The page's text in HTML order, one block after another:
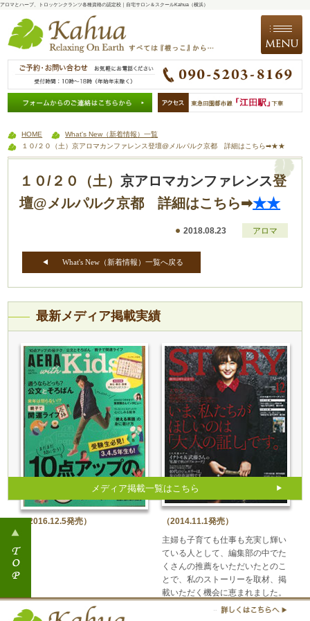
アロマとハーブ、トロッケンクランツ各種資格の認定校｜自宅サロン＆スクールKahua（横浜）
HOME
What's New（新着情報）一覧
１０/２０（土）京アロマカンファレンス登壇@メルパルク京都 詳細はこちら➡★★
１０/２０（土）京アロマカンファレンス登
壇@メルパルク京都 詳細はこちら➡★★
2018.08.23 アロマ
What's New（新着情報）一覧へ戻る
最新メディア掲載実績
（2016.12.5発売）
（2014.11.1発売）
主婦も子育ても仕事も充実し輝い
ている人として、編集部の中でた
くさんの推薦をいただいたとのこ
とで、私のストーリーを取材、掲
載いただく機会に恵まれました。
メディア掲載一覧はこちら